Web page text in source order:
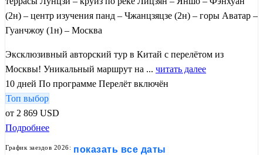
(2н) – центр изучения панд – Чжанцзяцзе (2н) – горы Аватар –
Гуанчжоу (1н) – Москва
Эксклюзивный авторский тур в Китай с перелётом из
Москвы! Уникальный маршрут на ... читать далее
10 дней По программе Перелёт включён
Топ выбор
от 2 869 USD
Подробнее
График заездов 2026: показать все даты